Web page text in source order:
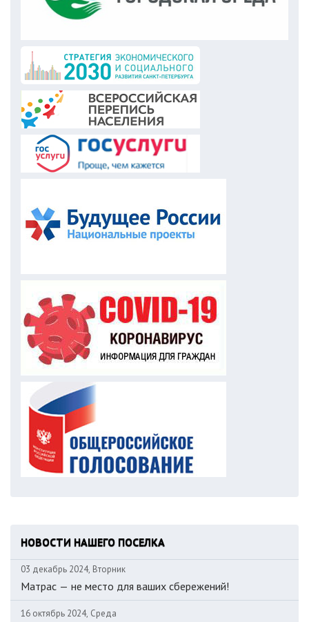
НОВОСТИ НАШЕГО ПОСЕЛКА
03 декабрь 2024, Вторник
Матрас — не место для ваших сбережений!
16 октябрь 2024, Среда